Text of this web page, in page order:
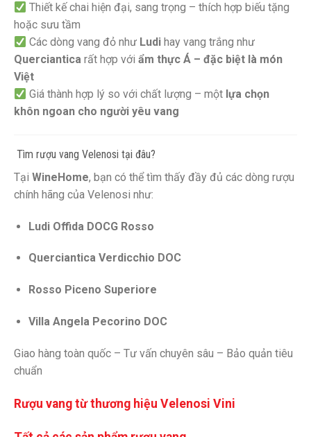
Thiết kế chai hiện đại, sang trọng – thích hợp biếu tặng
hoặc sưu tầm
Các dòng vang đỏ như Ludi hay vang trắng như
Querciantica rất hợp với ẩm thực Á – đặc biệt là món
Việt
Giá thành hợp lý so với chất lượng – một lựa chọn
khôn ngoan cho người yêu vang
️ Tìm rượu vang Velenosi tại đâu?
Tại WineHome, bạn có thể tìm thấy đầy đủ các dòng rượu
chính hãng của Velenosi như:
Ludi Offida DOCG Rosso
Querciantica Verdicchio DOC
Rosso Piceno Superiore
Villa Angela Pecorino DOC
Giao hàng toàn quốc – Tư vấn chuyên sâu – Bảo quản tiêu
chuẩn
Rượu vang từ thương hiệu Velenosi Vini